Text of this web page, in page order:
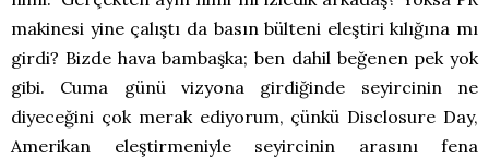
makinesi yine çalıştı da basın bülteni eleştiri kılığına mı
girdi? Bizde hava bambaşka; ben dahil beğenen pek yok
gibi. Cuma günü vizyona girdiğinde seyircinin ne
diyeceğini çok merak ediyorum, çünkü Disclosure Day,
Amerikan eleştirmeniyle seyircinin arasını fena